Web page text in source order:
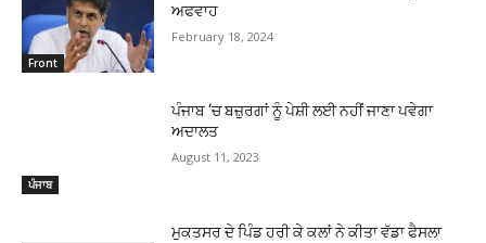
Front
ਅਫਵਾਹ
February 18, 2024
ਪੰਜਾਬ
ਪੰਜਾਬ ‘ਚ ਬਜ਼ੁਰਗਾਂ ਨੂੰ ਪੇਸ਼ੀ ਲਈ ਨਹੀਂ ਜਾਣਾ ਪਵੇਗਾ
ਅਦਾਲਤ
August 11, 2023
ਮੁਕਤਸਰ ਦੇ ਪਿੰਡ ਹਰੀ ਕੇ ਕਲਾਂ ਨੇ ਕੀਤਾ ਵੱਡਾ ਫੈਸਲਾ